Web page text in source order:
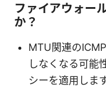
ファイアウォー
か？
MTU関連の
しなくなる可能
シーを適用します